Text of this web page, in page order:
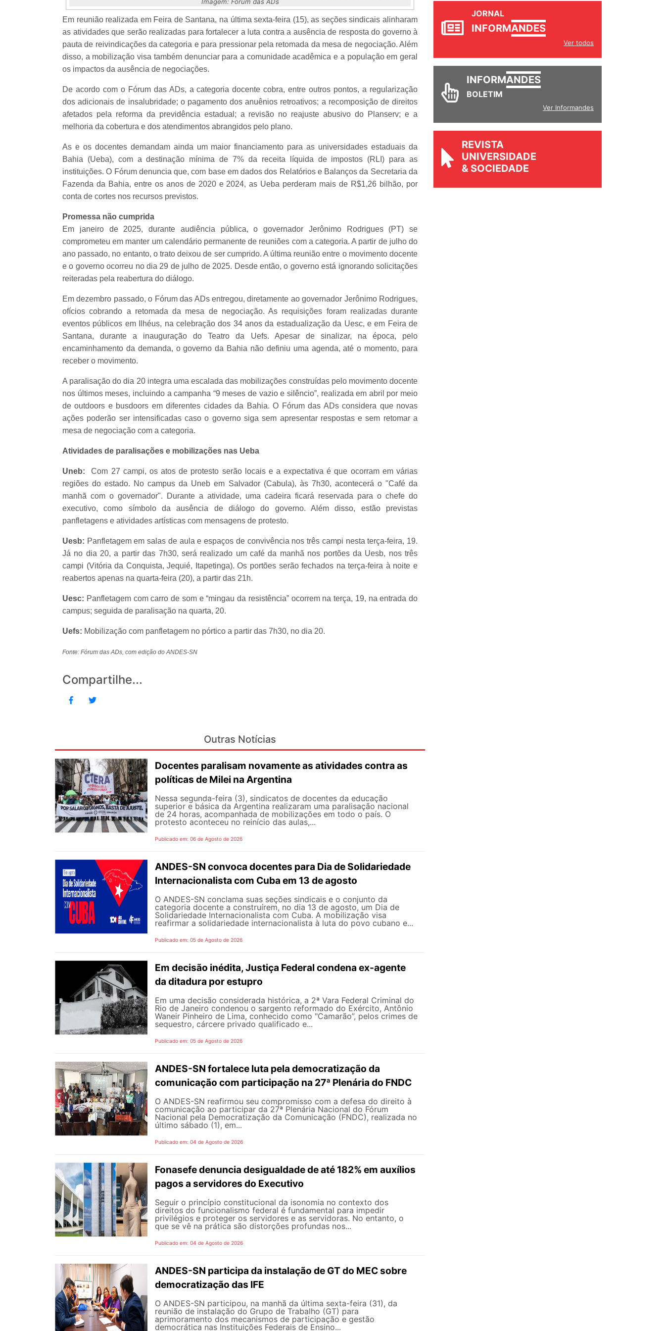
Em reunião realizada em Feira de Santana, na última sexta-feira (15), as seções sindicais alinharam
as atividades que serão realizadas para fortalecer a luta contra a ausência de resposta do governo à
pauta de reivindicações da categoria e para pressionar pela retomada da mesa de negociação. Além
disso, a mobilização visa também denunciar para a comunidade acadêmica e a população em geral
os impactos da ausência de negociações.
De acordo com o Fórum das ADs, a categoria docente cobra, entre outros pontos, a regularização
dos adicionais de insalubridade; o pagamento dos anuênios retroativos; a recomposição de direitos
afetados pela reforma da previdência estadual; a revisão no reajuste abusivo do Planserv; e a
melhoria da cobertura e dos atendimentos abrangidos pelo plano.
As e os docentes demandam ainda um maior financiamento para as universidades estaduais da
Bahia (Ueba), com a destinação mínima de 7% da receita líquida de impostos (RLI) para as
instituições. O Fórum denuncia que, com base em dados dos Relatórios e Balanços da Secretaria da
Fazenda da Bahia, entre os anos de 2020 e 2024, as Ueba perderam mais de R$1,26 bilhão, por
conta de cortes nos recursos previstos.
Promessa não cumprida
Em janeiro de 2025, durante audiência pública, o governador Jerônimo Rodrigues (PT) se
comprometeu em manter um calendário permanente de reuniões com a categoria. A partir de julho do
ano passado, no entanto, o trato deixou de ser cumprido. A última reunião entre o movimento docente
e o governo ocorreu no dia 29 de julho de 2025. Desde então, o governo está ignorando solicitações
reiteradas pela reabertura do diálogo.
Em dezembro passado, o Fórum das ADs entregou, diretamente ao governador Jerônimo Rodrigues,
ofícios cobrando a retomada da mesa de negociação. As requisições foram realizadas durante
eventos públicos em Ilhéus, na celebração dos 34 anos da estadualização da Uesc, e em Feira de
Santana, durante a inauguração do Teatro da Uefs. Apesar de sinalizar, na época, pelo
encaminhamento da demanda, o governo da Bahia não definiu uma agenda, até o momento, para
receber o movimento.
A paralisação do dia 20 integra uma escalada das mobilizações construídas pelo movimento docente
nos últimos meses, incluindo a campanha “9 meses de vazio e silêncio”, realizada em abril por meio
de outdoors e busdoors em diferentes cidades da Bahia. O Fórum das ADs considera que novas
ações poderão ser intensificadas caso o governo siga sem apresentar respostas e sem retomar a
mesa de negociação com a categoria.
Atividades de paralisações e mobilizações nas Ueba
Uneb: Com 27 campi, os atos de protesto serão locais e a expectativa é que ocorram em várias
regiões do estado. No campus da Uneb em Salvador (Cabula), às 7h30, acontecerá o "Café da
manhã com o governador". Durante a atividade, uma cadeira ficará reservada para o chefe do
executivo, como símbolo da ausência de diálogo do governo. Além disso, estão previstas
panfletagens e atividades artísticas com mensagens de protesto.
Uesb: Panfletagem em salas de aula e espaços de convivência nos três campi nesta terça-feira, 19.
Já no dia 20, a partir das 7h30, será realizado um café da manhã nos portões da Uesb, nos três
campi (Vitória da Conquista, Jequié, Itapetinga). Os portões serão fechados na terça-feira à noite e
reabertos apenas na quarta-feira (20), a partir das 21h.
Uesc: Panfletagem com carro de som e “mingau da resistência” ocorrem na terça, 19, na entrada do
campus; seguida de paralisação na quarta, 20.
Uefs: Mobilização com panfletagem no pórtico a partir das 7h30, no dia 20.
Fonte: Fórum das ADs, com edição do ANDES-SN
Compartilhe...
Outras Notícias
Docentes paralisam novamente as atividades contra as
políticas de Milei na Argentina
Nessa segunda-feira (3), sindicatos de docentes da educação
superior e básica da Argentina realizaram uma paralisação nacional
de 24 horas, acompanhada de mobilizações em todo o país. O
protesto aconteceu no reinício das aulas,...
Publicado em: 06 de Agosto de 2026
ANDES-SN convoca docentes para Dia de Solidariedade
Internacionalista com Cuba em 13 de agosto
O ANDES-SN conclama suas seções sindicais e o conjunto da
categoria docente a construírem, no dia 13 de agosto, um Dia de
Solidariedade Internacionalista com Cuba. A mobilização visa
reafirmar a solidariedade internacionalista à luta do povo cubano e...
Publicado em: 05 de Agosto de 2026
Em decisão inédita, Justiça Federal condena ex-agente
da ditadura por estupro
Em uma decisão considerada histórica, a 2ª Vara Federal Criminal do
Rio de Janeiro condenou o sargento reformado do Exército, Antônio
Waneir Pinheiro de Lima, conhecido como "Camarão”, pelos crimes de
sequestro, cárcere privado qualificado e...
Publicado em: 05 de Agosto de 2026
ANDES-SN fortalece luta pela democratização da
comunicação com participação na 27ª Plenária do FNDC
O ANDES-SN reafirmou seu compromisso com a defesa do direito à
comunicação ao participar da 27ª Plenária Nacional do Fórum
Nacional pela Democratização da Comunicação (FNDC), realizada no
último sábado (1), em...
Publicado em: 04 de Agosto de 2026
Fonasefe denuncia desigualdade de até 182% em auxílios
pagos a servidores do Executivo
Seguir o princípio constitucional da isonomia no contexto dos
direitos do funcionalismo federal é fundamental para impedir
privilégios e proteger os servidores e as servidoras. No entanto, o
que se vê na prática são distorções profundas nos...
Publicado em: 04 de Agosto de 2026
ANDES-SN participa da instalação de GT do MEC sobre
democratização das IFE
O ANDES-SN participou, na manhã da última sexta-feira (31), da
reunião de instalação do Grupo de Trabalho (GT) para
aprimoramento dos mecanismos de participação e gestão
democrática nas Instituições Federais de Ensino...
JORNAL
Ver todos
INFORM
Ver Informandes
REVISTA
UNIVERSIDADE